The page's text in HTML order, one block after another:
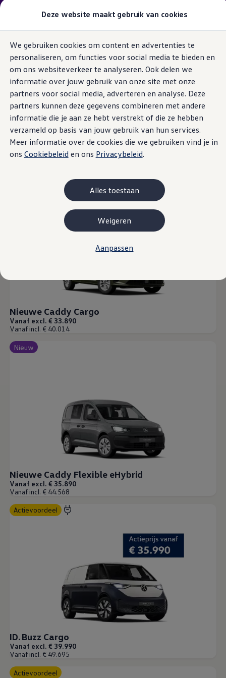
Deze website maakt gebruik van cookies
We gebruiken cookies om content en advertenties te
personaliseren, om functies voor social media te bieden en
om ons websiteverkeer te analyseren. Ook delen we
informatie over jouw gebruik van onze site met onze
partners voor social media, adverteren en analyse. Deze
partners kunnen deze gegevens combineren met andere
informatie die je aan ze hebt verstrekt of die ze hebben
verzameld op basis van jouw gebruik van hun services.
Meer informatie over de cookies die we gebruiken vind je in
ons Cookiebeleid en ons Privacybeleid.
Alles toestaan
Weigeren
Aanpassen
Ga naar
pagina
content
Ga
naar
footer
Getoonde vanafprijzen zijn exclusief actievoordeel
indien beschikbaar!
Bedrijfswagens
Modellen & samenstellen
Samenstellen
Modellen vergelijken
Acties
Maatwerk
Branches
Carrosseriebouw
Bedrijfswageninrichting
De toCargo modellen
Vind je dealer
Proefrit plannen
Adviesgesprek aanvragen
Offerte aanvragen
Vind je dealer
Proefrit plannen
Adviesgesprek aanvragen
Offerte aanvragen
Elektrisch & hybride
Elektrisch rijden & modellen
Actieradius
Laadoplossingen
Vind je dealer
Proefrit plannen
Adviesgesprek aanvragen
Offerte aanvragen
Hybride rijden & modellen
De toCargo modellen
Laadoplossingen
Regelgeving & fiscaliteit
Maatwerk
Product & innovatie
Klantervaringen
Financiële opties
Leasen
Financial Lease
Full Operational Lease
Short Lease
Vind je dealer
Proefrit plannen
Offerte aanvragen
Fiscaal vriendelijk investeren
Adviesgesprek aanvragen
Offerte aanvragen
Service & accessoires
Onderhoud
Zomercheck
APK-keuring
Aircoservice
Autobanden
Onderhoud elektrische bedrijfswagen
Accu State-of-Health Check
AdBlue
Navigatie- en software-updates
1. Overzicht 2. Uitvoeringen 3. Motoren
29Modellen
Plug-in hybride Diesel Benzine
Nieuwe Caddy Cargo
Vanaf excl. € 33.890
Vanaf incl. € 40.014
Nieuw
Nieuwe Caddy Flexible eHybrid
Vanaf excl. € 35.890
Vanaf incl. € 44.568
Actievoordeel
ID. Buzz Cargo
Vanaf excl. € 39.990
Vanaf incl. € 49.695
Actievoordeel